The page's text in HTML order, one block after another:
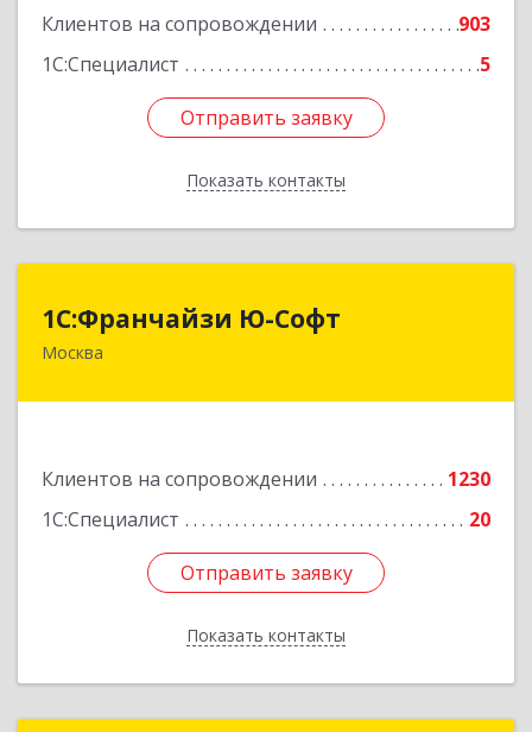
Клиентов на сопровождении
903
1С:Специалист
5
Отправить заявку
Показать контакты
Отправить заявку
Назад
1С:Франчайзи Ю-Софт
Москва
Клиентов на сопровождении
1230
1С:Специалист
20
Отправить заявку
Показать контакты
1С:Франчайзи Ю-Софт
117149, Москва г, вн.тер.г. муниципальный
Отправить заявку
Назад